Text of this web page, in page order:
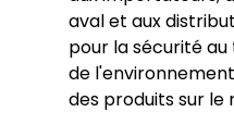
aval et aux
pour la sécurité
de
des produits sur le